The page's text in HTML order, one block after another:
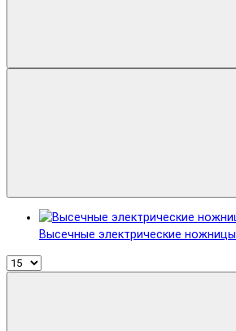
Электропилы
Электрорубанки
Высечные электрические ножницы